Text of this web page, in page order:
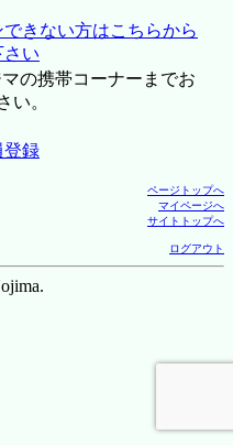
きない方はこちらから
さい
の携帯コーナーまでお
い。
登録
ページトップへ
マイページへ
サイトトップへ
ログアウト